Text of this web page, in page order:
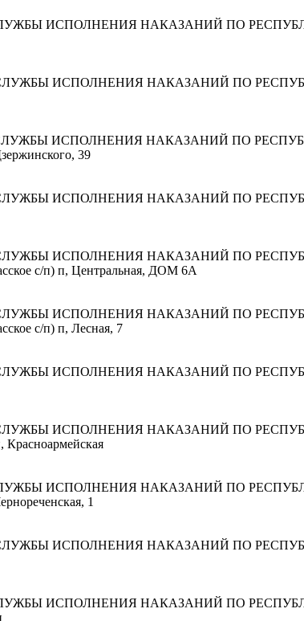
ИСПОЛНЕНИЯ НАКАЗАНИЙ ПО
ИСПОЛНЕНИЯ НАКАЗАНИЙ ПО
ИСПОЛНЕНИЯ НАКАЗАНИЙ ПО
39
ИСПОЛНЕНИЯ НАКАЗАНИЙ ПО
ИСПОЛНЕНИЯ НАКАЗАНИЙ ПО
с/п) п, Центральная, ДОМ 6А
ИСПОЛНЕНИЯ НАКАЗАНИЙ ПО
с/п) п, Лесная, 7
ИСПОЛНЕНИЯ НАКАЗАНИЙ ПО
ИСПОЛНЕНИЯ НАКАЗАНИЙ ПО
Красноармейская
ИСПОЛНЕНИЯ НАКАЗАНИЙ ПО
1
ИСПОЛНЕНИЯ НАКАЗАНИЙ ПО
ИСПОЛНЕНИЯ НАКАЗАНИЙ ПО